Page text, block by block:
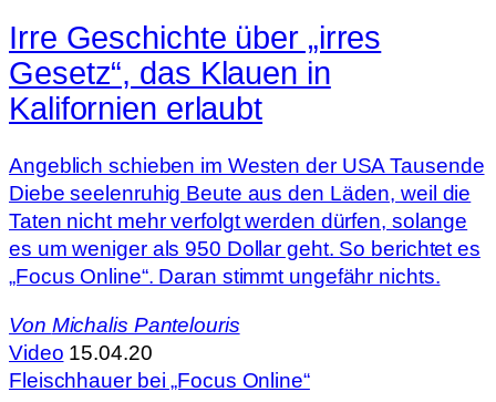
Irre Geschichte über „irres
Gesetz“, das Klauen in
Kalifornien erlaubt
Angeblich schieben im Westen der USA Tausende
Diebe seelenruhig Beute aus den Läden, weil die
Taten nicht mehr verfolgt werden dürfen, solange
es um weniger als 950 Dollar geht. So berichtet es
„Focus Online“. Daran stimmt ungefähr nichts.
Von Michalis Pantelouris
Video 15.04.20
Fleischhauer bei „Focus Online“